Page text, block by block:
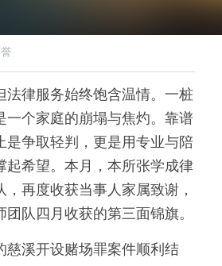
法律服务始终饱含温情。一桩
一个家庭的崩塌与焦灼。靠谱
是争取轻判，更是用专业与陪
起希望。本月，本所张学成律
，再度收获当事人家属致谢，
队四月收获的第三面锦旗。
慈溪开设赌场罪案件顺利结